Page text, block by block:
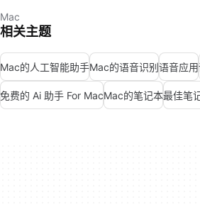
Mac
相关主题
Mac的人工智能助手Mac的语音识别语音应用
免费的 Ai 助手 For MacMac的笔记本最佳笔